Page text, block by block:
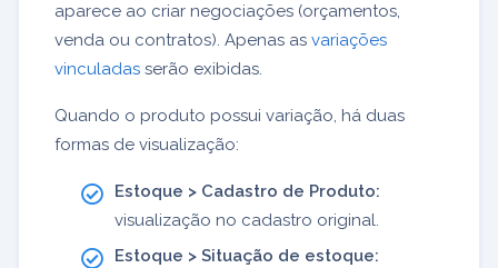
aparece ao criar negociações (orçamentos,
venda ou contratos). Apenas as variações
vinculadas serão exibidas.
Quando o produto possui variação, há duas
formas de visualização:
Estoque > Cadastro de Produto:
visualização no cadastro original.
Estoque > Situação de estoque: